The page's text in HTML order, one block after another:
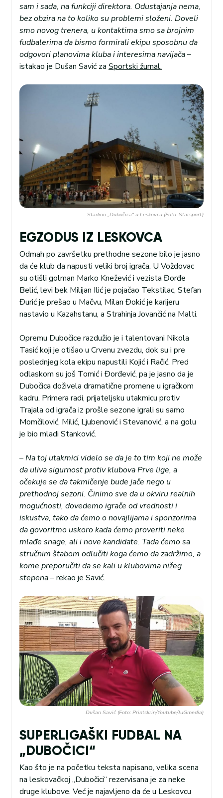
sam i sada, na funkciji direktora. Odustajanja nema,
bez obzira na to koliko su problemi složeni. Doveli
smo novog trenera, u kontaktima smo sa brojnim
fudbalerima da bismo formirali ekipu sposobnu da
odgovori planovima kluba i interesima navijača–
istakao je Dušan Savić za Sportski žurnal.
Stadion „Dubočica“ u Leskovcu (Foto: Starsport)
EGZODUS IZ LESKOVCA
Odmah po završetku prethodne sezone bilo je jasno
da će klub da napusti veliki broj igrača. U Voždovac
su otišli golman Marko Knežević i vezista Đorđe
Belić, levi bek Milijan Ilić je pojačao Tekstilac, Stefan
Đurić je prešao u Mačvu, Milan Đokić je karijeru
nastavio u Kazahstanu, a Strahinja Jovančić na Malti.
Opremu Dubočice razdužio je i talentovani Nikola
Tasić koji je otišao u Crvenu zvezdu, dok su i pre
poslednjeg kola ekipu napustili Kojić i Račić. Pred
odlaskom su još Tomić i Đorđević, pa je jasno da je
Dubočica doživela dramatične promene u igračkom
kadru. Primera radi, prijateljsku utakmicu protiv
Trajala od igrača iz prošle sezone igrali su samo
Momčilović, Milić, Ljubenović i Stevanović, a na golu
je bio mladi Stanković.
–Na toj utakmici videlo se da je to tim koji ne može
da uliva sigurnost protiv klubova Prve lige, a
očekuje se da takmičenje bude jače nego u
prethodnoj sezoni. Činimo sve da u okviru realnih
mogućnosti, dovedemo igrače od vrednosti i
iskustva, tako da ćemo o novajlijama i sponzorima
da govoritmo uskoro kada ćemo proveriti neke
mlađe snage, ali i nove kandidate. Tada ćemo sa
stručnim štabom odlučiti koga ćemo da zadržimo, a
kome preporučiti da se kali u klubovima nižeg
stepena– rekao je Savić.
Dušan Savić (Foto: Printskrin/Youtube/JuGmedia)
SUPERLIGAŠKI FUDBAL NA
„DUBOČICI“
Kao što je na početku teksta napisano, velika scena
na leskovačkoj „Dubočici“ rezervisana je za neke
druge klubove. Već je najavljeno da će u Leskovcu